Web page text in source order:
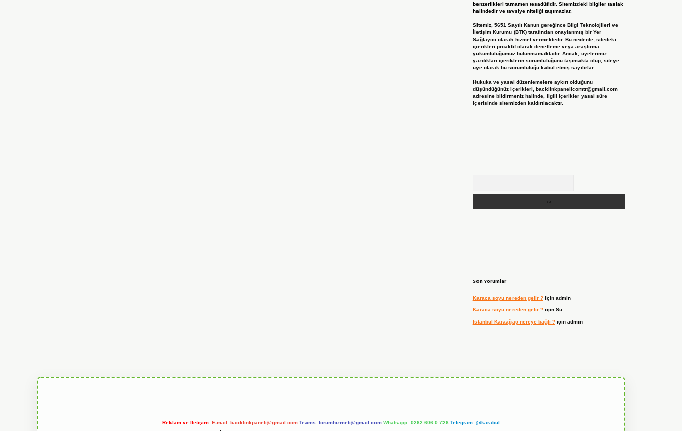
benzerlikleri tamamen tesadüfidir. Sitemizdeki bilgiler taslak
halindedir ve tavsiye niteliği taşımazlar.
Sitemiz, 5651 Sayılı Kanun gereğince Bilgi Teknolojileri ve
İletişim Kurumu (BTK) tarafından onaylanmış bir Yer
Sağlayıcı olarak hizmet vermektedir. Bu nedenle, sitedeki
içerikleri proaktif olarak denetleme veya araştırma
yükümlülüğümüz bulunmamaktadır. Ancak, üyelerimiz
yazdıkları içeriklerin sorumluluğunu taşımakta olup, siteye
üye olarak bu sorumluluğu kabul etmiş sayılırlar.
Hukuka ve yasal düzenlemelere aykırı olduğunu
düşündüğünüz içerikleri, backlinkpanelicomtr@gmail.com
adresine bildirmeniz halinde, ilgili içerikler yasal süre
içerisinde sitemizden kaldırılacaktır.
Son Yorumlar
Karaca soyu nereden gelir ?için admin
Karaca soyu nereden gelir ?için Su
Istanbul Karaağaç nereye bağlı ?için admin
Reklam ve İletişim: E-mail: backlinkpaneli@gmail.com Teams: forumhizmeti@gmail.com Whatsapp: 0262 606 0 726 Telegram: @karabul